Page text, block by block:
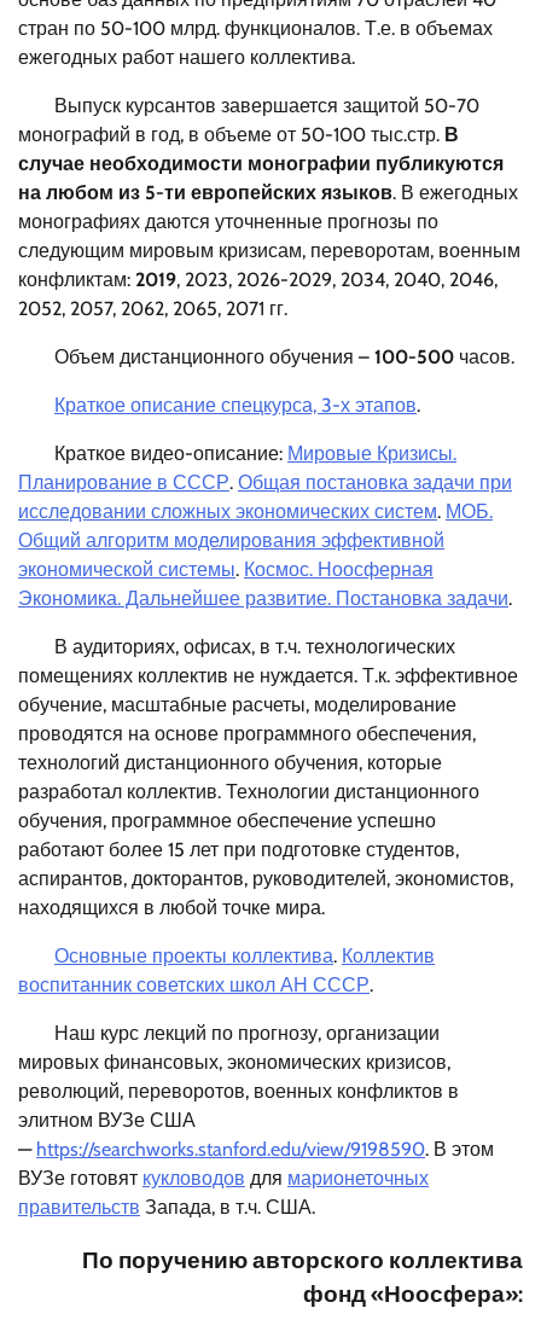
стран по 50-100 млрд. функционалов. Т.е. в объемах
ежегодных работ нашего коллектива.
Выпуск курсантов завершается защитой 50-70
монографий в год, в объеме от 50-100 тыс.стр. В
случае необходимости монографии публикуются
на любом из 5-ти европейских языков. В ежегодных
монографиях даются уточненные прогнозы по
следующим мировым кризисам, переворотам, военным
конфликтам: 2019, 2023, 2026-2029, 2034, 2040, 2046,
2052, 2057, 2062, 2065, 2071 гг.
Объем дистанционного обучения – 100-500 часов.
Краткое описание спецкурса, 3-х этапов.
Краткое видео-описание: Мировые Кризисы.
Планирование в СССР. Общая постановка задачи при
исследовании сложных экономических систем. МОБ.
Общий алгоритм моделирования эффективной
экономической системы. Космос. Ноосферная
Экономика. Дальнейшее развитие. Постановка задачи.
В аудиториях, офисах, в т.ч. технологических
помещениях коллектив не нуждается. Т.к. эффективное
обучение, масштабные расчеты, моделирование
проводятся на основе программного обеспечения,
технологий дистанционного обучения, которые
разработал коллектив. Технологии дистанционного
обучения, программное обеспечение успешно
работают более 15 лет при подготовке студентов,
аспирантов, докторантов, руководителей, экономистов,
находящихся в любой точке мира.
Основные проекты коллектива. Коллектив
воспитанник советских школ АН СССР.
Наш курс лекций по прогнозу, организации
мировых финансовых, экономических кризисов,
революций, переворотов, военных конфликтов в
элитном ВУЗе США
— https://searchworks.stanford.edu/view/9198590. В этом
ВУЗе готовят кукловодов для марионеточных
правительств Запада, в т.ч. США.
По поручению авторского коллектива
фонд «Ноосфера»: